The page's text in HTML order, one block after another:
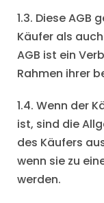
1.3. Diese
Käufer als
AGB ist ein
Rahmen ihrer
1.4. Wenn der
ist, sind die
des Käufers
wenn sie zu
werden.